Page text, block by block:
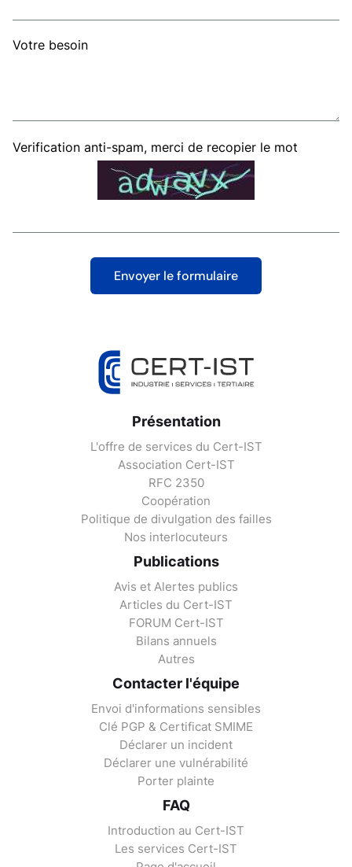
Votre besoin
Verification anti-spam, merci de recopier le mot
Présentation
L'offre de services du Cert-IST
Association Cert-IST
RFC 2350
Coopération
Politique de divulgation des failles
Nos interlocuteurs
Publications
Avis et Alertes publics
Articles du Cert-IST
FORUM Cert-IST
Bilans annuels
Autres
Contacter l'équipe
Envoi d'informations sensibles
Clé PGP & Certificat SMIME
Déclarer un incident
Déclarer une vulnérabilité
Porter plainte
FAQ
Introduction au Cert-IST
Les services Cert-IST